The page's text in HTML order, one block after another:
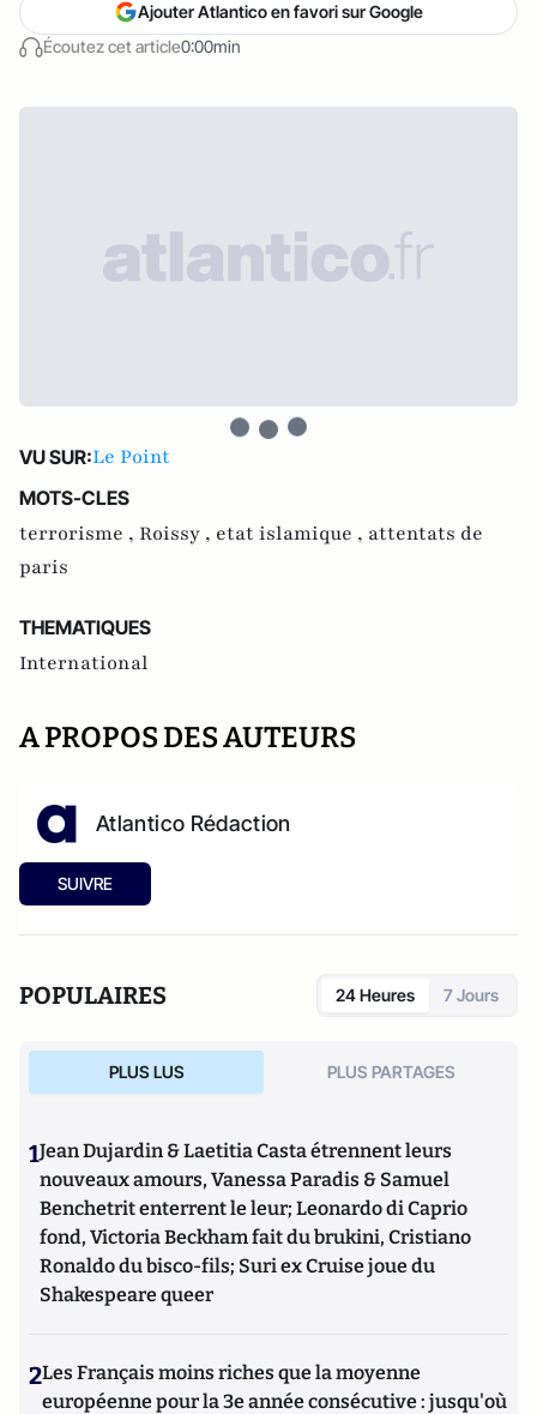
Écoutez cet article0:00min
Ajouter Atlantico en favori sur Google
VU SUR:Le Point
MOTS-CLES
terrorisme , Roissy , etat islamique , attentats de
paris
THEMATIQUES
International
A PROPOS DES AUTEURS
Atlantico Rédaction
SUIVRE
POPULAIRES 24 Heures 7 Jours
PLUS LUS PLUS PARTAGES
1Jean Dujardin & Laetitia Casta étrennent leurs
nouveaux amours, Vanessa Paradis & Samuel
Benchetrit enterrent le leur; Leonardo di Caprio
fond, Victoria Beckham fait du brukini, Cristiano
Ronaldo du bisco-fils; Suri ex Cruise joue du
Shakespeare queer
2Les Français moins riches que la moyenne
européenne pour la 3e année consécutive : jusqu'où